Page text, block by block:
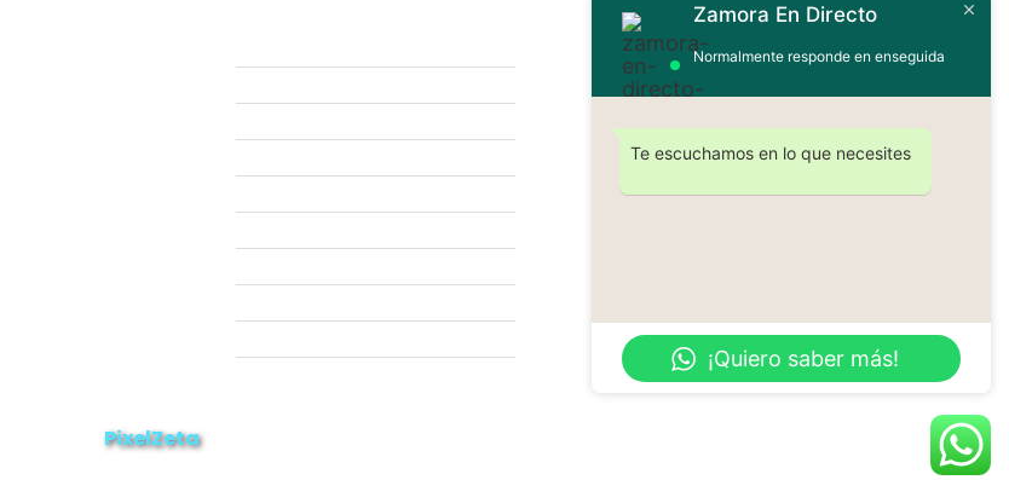
Webmail
Zamora
Yantzaza
Centinela del Cóndor
El Pangui
Palanda
Nangaritza
Paquisha
Chinchipe
Contáctanos
Enviar
PixelZeta
Zamora En Directo
Normalmente responde en enseguida
Te escuchamos en lo que necesites
¡Quiero saber más!